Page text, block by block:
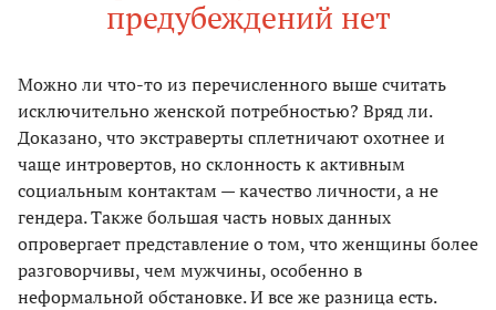
предубеждений нет
Можно ли что-то из перечисленного выше считать
исключительно женской потребностью? Вряд ли.
Доказано, что экстраверты сплетничают охотнее и
чаще интровертов, но склонность к активным
социальным контактам — качество личности, а не
гендера. Также большая часть новых данных
опровергает представление о том, что женщины более
разговорчивы, чем мужчины, особенно в
неформальной обстановке. И все же разница есть.